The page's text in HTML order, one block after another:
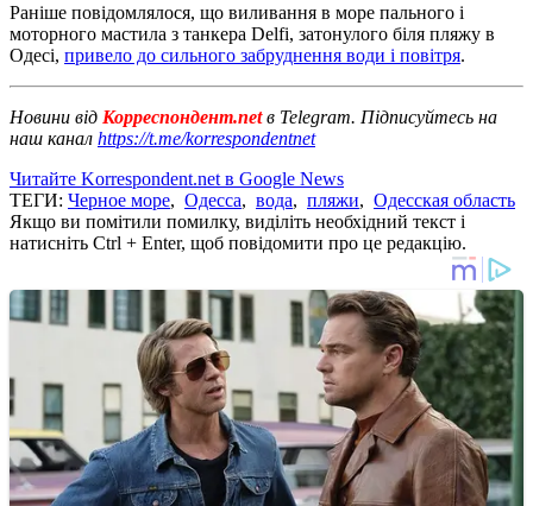
Раніше повідомлялося, що виливання в море пального і
моторного мастила з танкера Delfi, затонулого біля пляжу в
Одесі, привело до сильного забруднення води і повітря.
Новини від Корреспондент.netв Telegram. Підписуйтесь на
наш канал https://t.me/korrespondentnet
Читайте Korrespondent.net в Google News
ТЕГИ: Черное море, Одесса, вода, пляжи, Одесская область
Якщо ви помітили помилку, виділіть необхідний текст і
натисніть Ctrl + Enter, щоб повідомити про це редакцію.